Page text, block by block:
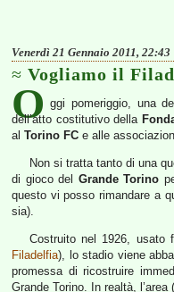
Venerdì 21 Gennaio 2011, 22:43
Vogliamo il
O ggi pomeriggio, una
dell’atto costitutivo della
al Torino FC e alle
Non si tratta tanto di una
di gioco del Grande Torino
questo vi posso rimandare a
sia).
Costruito nel 1926,
Filadelfia), lo stadio viene
promessa di ricostruire
Grande Torino. In realtà,